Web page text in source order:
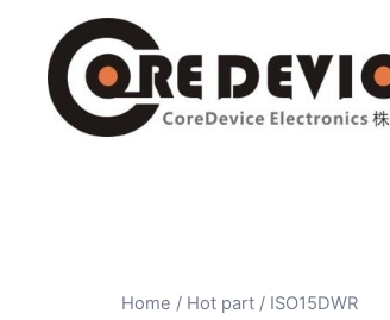
Home / Hot part / ISO15DWR